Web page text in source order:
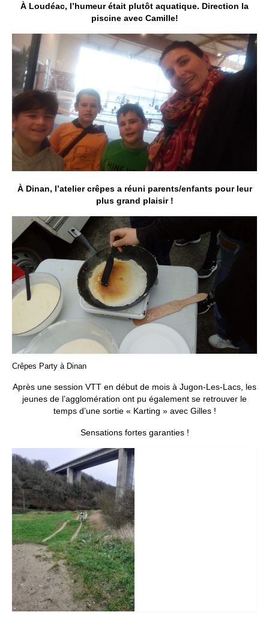
À Loudéac, l’humeur était plutôt aquatique. Direction la
piscine avec Camille!
À Dinan, l’atelier crêpes a réuni parents/enfants pour leur
plus grand plaisir !
Crêpes Party à Dinan
Après une session VTT en début de mois à Jugon-Les-Lacs, les
jeunes de l’agglomération ont pu également se retrouver le
temps d’une sortie « Karting » avec Gilles !
Sensations fortes garanties !